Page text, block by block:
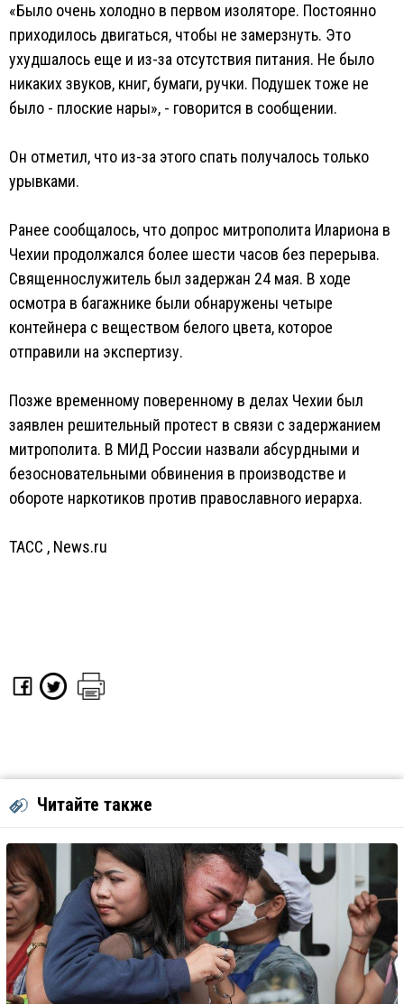
«Было очень холодно в первом изоляторе. Постоянно
приходилось двигаться, чтобы не замерзнуть. Это
ухудшалось еще и из-за отсутствия питания. Не было
никаких звуков, книг, бумаги, ручки. Подушек тоже не
было - плоские нары», - говорится в сообщении.
Он отметил, что из-за этого спать получалось только
урывками.
Ранее сообщалось, что допрос митрополита Илариона в
Чехии продолжался более шести часов без перерыва.
Священнослужитель был задержан 24 мая. В ходе
осмотра в багажнике были обнаружены четыре
контейнера с веществом белого цвета, которое
отправили на экспертизу.
Позже временному поверенному в делах Чехии был
заявлен решительный протест в связи с задержанием
митрополита. В МИД России назвали абсурдными и
безосновательными обвинения в производстве и
обороте наркотиков против православного иерарха.
ТАСС , News.ru
Читайте также